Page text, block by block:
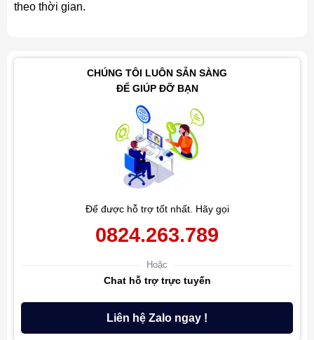
theo thời gian.
CHÚNG TÔI LUÔN SẴN SÀNG
ĐỂ GIÚP ĐỠ BẠN
Để được hỗ trợ tốt nhất. Hãy gọi
0824.263.789
Hoặc
Chat hỗ trợ trực tuyến
Liên hệ Zalo ngay !